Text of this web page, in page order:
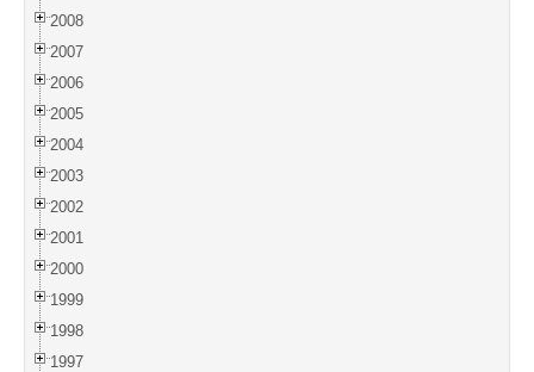
2008
2007
2006
2005
2004
2003
2002
2001
2000
1999
1998
1997